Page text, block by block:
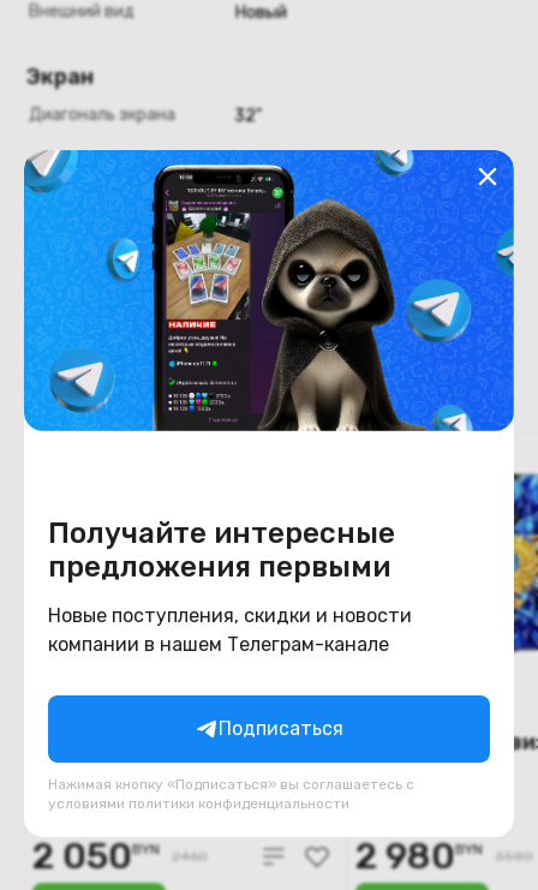
Получайте интересные
предложения первыми
Новые поступления, скидки и новости
компании в нашем Телеграм-канале
Подписаться
Нажимая кнопку «Подписаться» вы соглашаетесь с
условиями политики конфиденциальности
Внешний вид
Новый
Экран
Диагональ экрана 32"
Конструкция
Цвет черный
Похожие товары
(новый.) Телевизор TCL
65P7L
В наличии
2 050BYN 2460
(новый.)
75P8L
2 980BYN 3580